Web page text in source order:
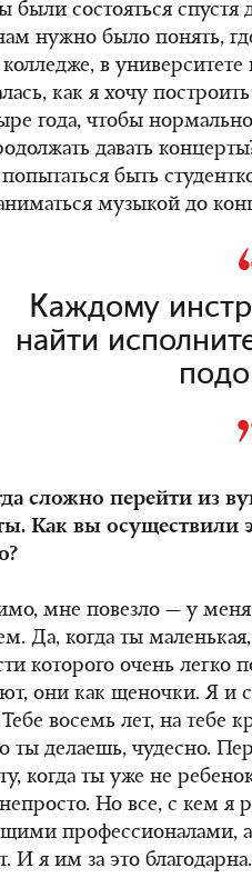
были состояться спустя
нужно было понять,
колледже, в
как я хочу
года, чтобы
давать
быть
музыкой до
Каждому
найти
сложно перейти из
Как вы
мне повезло — у меня
Да, когда ты
которого очень легко
они как щеночки. Я и
восемь лет, на тебе
ты делаешь, чудесно.
когда ты уже не
Но все, с кем я
профессионалами,
И я им за это